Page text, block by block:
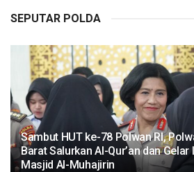
SEPUTAR POLDA
Sambut HUT ke-78 Polwan RI,
Barat Salurkan Al-Qur’an dan
Masjid Al-Muhajirin